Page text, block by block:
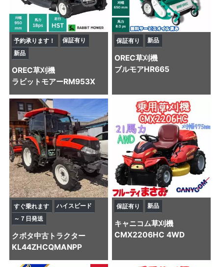
予約承ります！
保証有り
新品
OREC草刈機
ラビットモアーRM953X
保証有り 新品
OREC草刈機
ブルモアHR665
すぐ乗れます
ハイスピード
～７日発送
クボタ中古トラクター
KL44ZHCQMANPP
保証有り 新品
キャニコム草刈機
CMX2206HC 4WD